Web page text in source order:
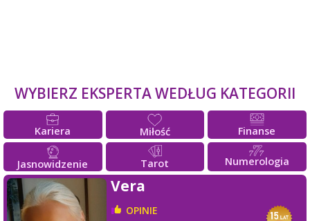
WYBIERZ EKSPERTA WEDŁUG KATEGORII
Kariera Miłość Finanse
Jasnowidzenie Tarot Numerologia
Vera
OPINIE